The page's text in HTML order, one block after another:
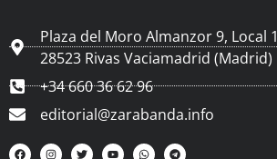
Plaza del Moro Almanzor 9, Local 1
28523 Rivas Vaciamadrid (Madrid)
+34 660 36 62 96
editorial@zarabanda.info